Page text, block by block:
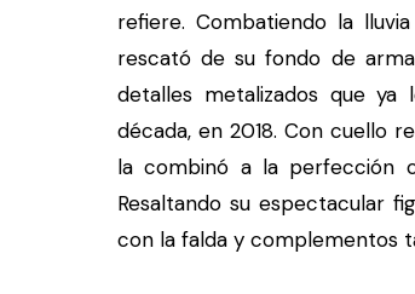
refiere. Combatiendo la
rescató de su fondo de
detalles metalizados que
década, en 2018. Con cuello
la combinó a la perfección
Resaltando su espectacular
con la falda y complementos